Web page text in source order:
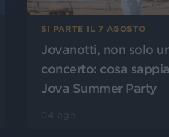
SI PARTE IL 7 AGOSTO
Jovanotti, non solo
concerto: cosa
Jova Summer Party